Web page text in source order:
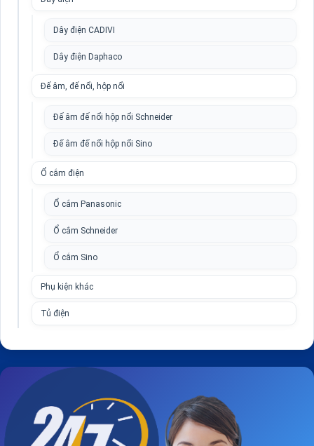
Dây điện CADIVI
Dây điện Daphaco
Đế âm, đế nổi, hộp nổi
Đế âm đế nổi hộp nổi Schneider
Đế âm đế nổi hộp nổi Sino
Ổ cắm điện
Ổ cắm Panasonic
Ổ cắm Schneider
Ổ cắm Sino
Phụ kiện khác
Tủ điện